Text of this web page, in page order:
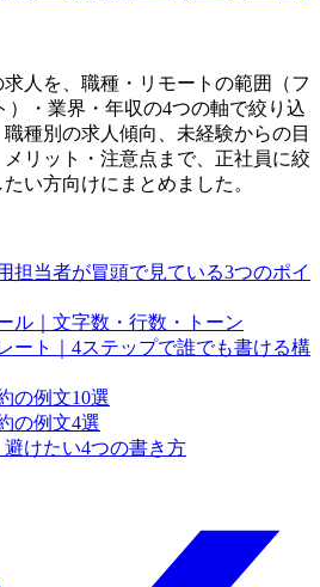
人を、職種・リモートの範囲（フ
）・業界・年収の4つの軸で絞り込
種別の求人傾向、未経験からの目
リット・注意点まで、正社員に絞
い方向けにまとめました。
担当者が冒頭で見ている3つのポイ
ル｜文字数・行数・トーン
ート｜4ステップで誰でも書ける構
の例文10選
の例文4選
けたい4つの書き方